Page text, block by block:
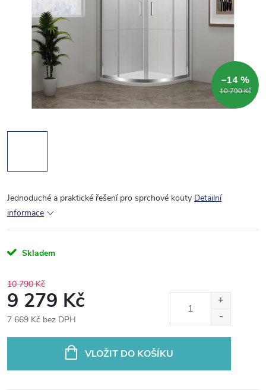
10 790 Kč
–14 %
Jednoduché a praktické řešení pro sprchové kouty Detailní
informace
Skladem
10 790 Kč
9 279 Kč
7 669 Kč bez DPH
VLOŽIT DO KOŠÍKU